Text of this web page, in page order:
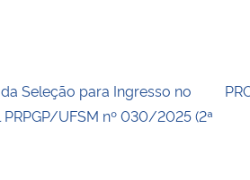
Seleção para Ingresso no
PRPGP/UFSM nº 030/2025 (2ª